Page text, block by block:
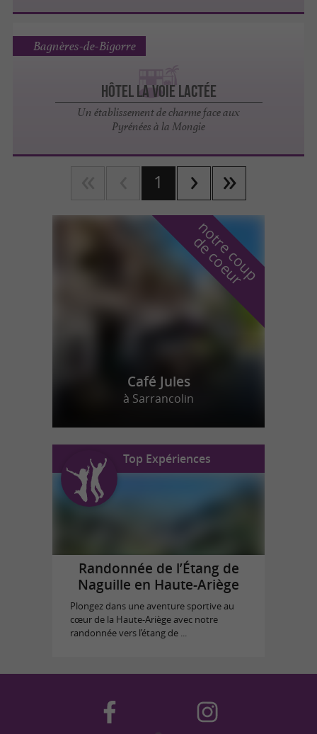
Hôtel la Voie Lactée
Un établissement de charme face aux
Pyrénées à la Mongie
Bagnères-de-Bigorre
1
n
o
t
r
e
c
o
u
p
d
e
c
o
e
u
r
Café Jules
à Sarrancolin
Top Expériences
Randonnée de l’Étang de
Naguille en Haute-Ariège
Plongez dans une aventure sportive au
cœur de la Haute-Ariège avec notre
randonnée vers l’étang de ...